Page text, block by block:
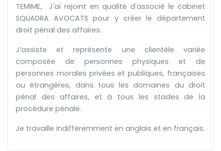
TEMIME, J'ai rejoint en qualité d'associé le cabinet
SQUADRA AVOCATS pour y créer le département
droit pénal des affaires.
J’assiste et représente une clientèle variée
composée de personnes physiques et de
personnes morales privées et publiques, françaises
ou étrangères, dans tous les domaines du droit
pénal des affaires, et à tous les stades de la
procédure pénale.
Je travaille indifféremment en anglais et en français.